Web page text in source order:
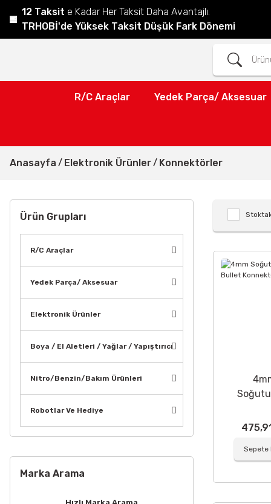
12 Taksit e Kadar Her Taksit Daha Avantajlı.
TRHOBİ'de Yüksek Taksit Düşük Fark Dönemi
R/C Araçlar Yedek Parça/ Aksesuar
Anasayfa Elektronik Ürünler Konnektörler
Ürün Grupları
R/C Araçlar
Yedek Parça/ Aksesuar
Elektronik Ürünler
Boya / El Aletleri / Yağlar / Yapıştırıcı
Nitro/Benzin/Bakım Ürünleri
Robotlar Ve Hediye
Marka Arama
Sepete